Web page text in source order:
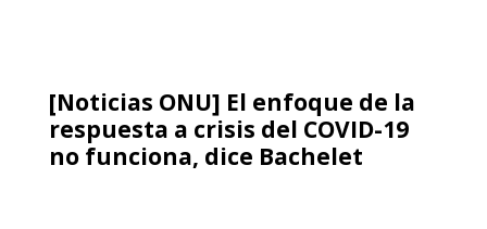
[Noticias ONU] El enfoque de la
respuesta a crisis del COVID-19
no funciona, dice Bachelet